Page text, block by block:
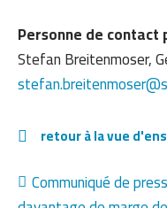
Personne de
Stefan Breitenmoser,
retour à la vue
Communiqué de